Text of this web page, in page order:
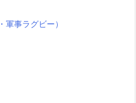
軍事ラグビー）